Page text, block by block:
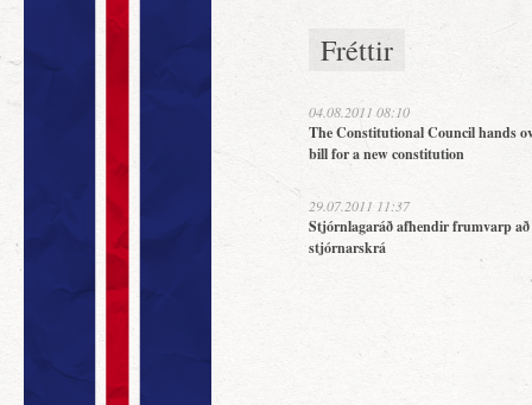
Fréttir
04.08.2011 08:10
The Constitutional Council hands
bill for a new constitution
29.07.2011 11:37
Stjórnlagaráð afhendir frumvarp
stjórnarskrá